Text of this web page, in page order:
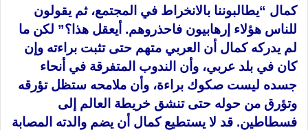
كمال “يطالبوننا بالانخراط في المجتمع، ثم يقولون
للناس هؤلاء إرهابيون فاحذروهم. أيعقل هذا؟” لكن ما
لم يدركه كمال أن العربي متهم حتى تثبت براءته وإن
كان في بلد عربي، وأن الندوب المتفرقة في أنحاء
جسده ليست صكوك براءة، وأن ملامحه ستظل تؤرقه
وتؤرق من حوله حتى تنشق خريطة العالم إلى
فسطاطين. قد لا يستطيع كمال أن يضم والدته المصابة